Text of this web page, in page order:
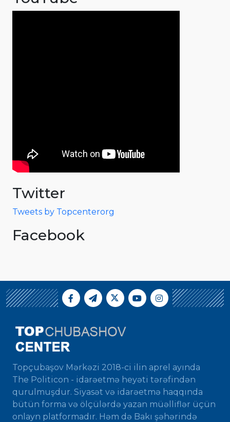
Twitter
Tweets by Topcenterorg
Facebook
Topçubaşov Mərkəzi 2018-ci ilin aprel ayında
The Politicon - idarəetmə heyəti tərəfindən
qurulmuşdur. Siyasət və idarəetmə haqqında
bütün forma və ölçülərdə yazan müəlliflər üçün
onlayn platformadır. Həm də Bakı şəhərində